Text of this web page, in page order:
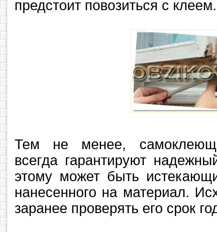
предстоит повозиться с клеем.
Тем не менее,
всегда гарантируют
этому может быть
нанесенного на материал.
заранее проверять его срок